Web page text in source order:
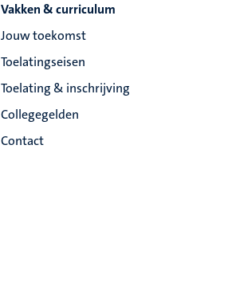
Vakken & curriculum
Jouw toekomst
Toelatingseisen
Toelating & inschrijving
Collegegelden
Contact